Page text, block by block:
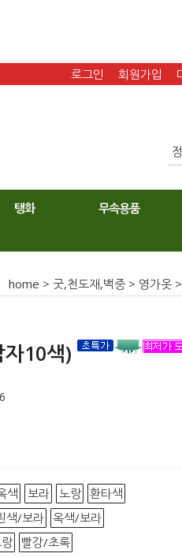
로그인 회원가입
탱화 무속용품
home > 굿,천도재,백중 > 영가옷 >
10색)
색 보라 노랑 환타색
색/보라 옥색/보라
빨강/초록